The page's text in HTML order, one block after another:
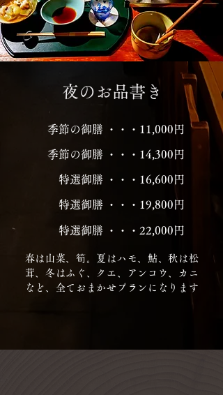
夜のお品書き
季節の御膳 ・・・11,000円
​季節の御膳 ・・・14,300円
​特選御膳 ・・・16,600円
​特選御膳 ・・・19,800円
​特選御膳 ・・・22,000円
春は山菜、筍。夏はハモ、鮎、秋は松
茸、冬はふぐ、クエ、アンコウ、カニ
など、全ておまかせプランになります